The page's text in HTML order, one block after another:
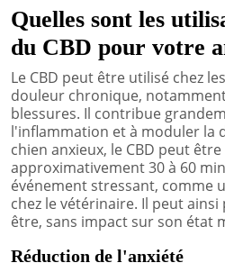
Quelles sont les
du CBD pour votre
Le CBD peut être utilisé chez
douleur chronique,
blessures. Il contribue
l'inflammation et à moduler la
chien anxieux, le CBD peut
approximativement 30 à 60
événement stressant, comme
chez le vétérinaire. Il peut
être, sans impact sur son état
Réduction de l'anxiété